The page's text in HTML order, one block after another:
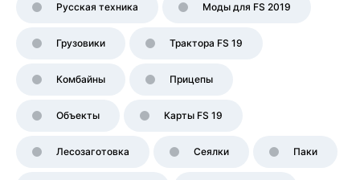
Русская техника Моды для FS 2019
Грузовики Трактора FS 19
Комбайны Прицепы
Объекты Карты FS 19
Лесозаготовка Сеялки Паки